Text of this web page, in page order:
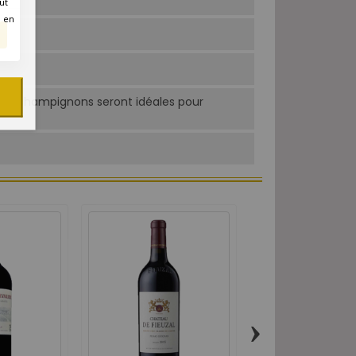
champignons seront idéales pour
›
en